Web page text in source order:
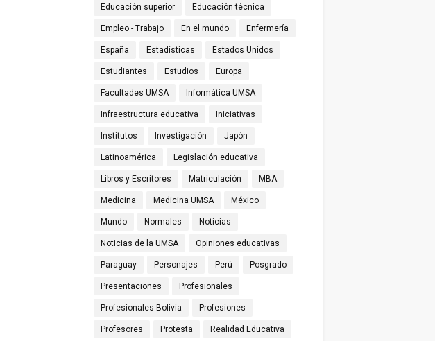
Educación superior Educación técnica
Empleo - Trabajo En el mundo Enfermería
España Estadísticas Estados Unidos
Estudiantes Estudios Europa
Facultades UMSA Informática UMSA
Infraestructura educativa Iniciativas
Institutos Investigación Japón
Latinoamérica Legislación educativa
Libros y Escritores Matriculación MBA
Medicina Medicina UMSA México
Mundo Normales Noticias
Noticias de la UMSA Opiniones educativas
Paraguay Personajes Perú Posgrado
Presentaciones Profesionales
Profesionales Bolivia Profesiones
Profesores Protesta Realidad Educativa